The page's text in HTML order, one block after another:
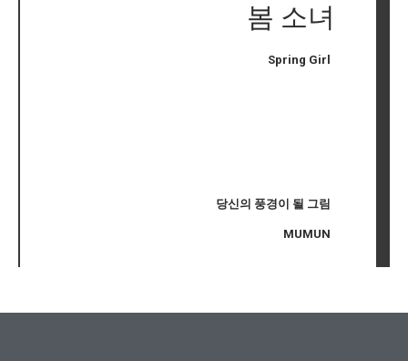
봄 소녀
Spring Girl
당신의 풍경이 될 그림
MUMUN